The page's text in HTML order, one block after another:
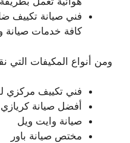
فني صيانة تكييف
كافة خدمات صيانة
ومن أنواع المكيفات التي
فني تكييف مركزي
أفضل صيانة كريازي
صيانة وايت ويل
مختص صيانة باور